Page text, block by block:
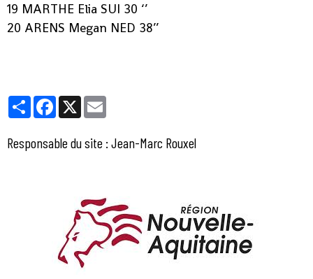
19 MARTHE Elia SUI 30 ‘’
20 ARENS Megan NED 38’’
PartagerFacebook
X
Responsable du site : Jean-Marc Rouxel